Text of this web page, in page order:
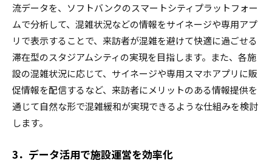
流データを、ソフトバンクのスマートシティプラットフォー
ムで分析して、混雑状況などの情報をサイネージや専用アプ
リで表示することで、来訪者が混雑を避けて快適に過ごせる
滞在型のスタジアムシティの実現を目指します。また、各施
設の混雑状況に応じて、サイネージや専用スマホアプリに販
促情報を配信するなど、来訪者にメリットのある情報提供を
通じて自然な形で混雑緩和が実現できるような仕組みを検討
します。
3．データ活用で施設運営を効率化